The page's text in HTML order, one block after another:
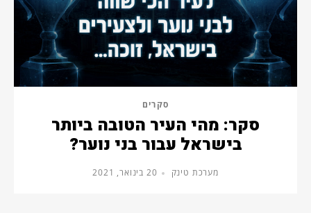
סקרים
סקר: מהי העיר הטובה ביותר
בישראל עבור בני נוער?
מערכת טינק 20 בינואר, 2021